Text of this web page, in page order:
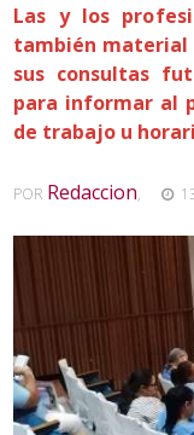
Las y los
también material
sus consultas
para informar al
de trabajo u
POR Redaccion,